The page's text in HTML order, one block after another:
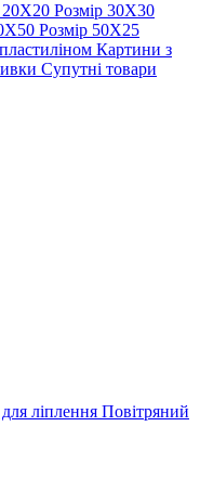
20Х20 Розмір 30Х30
Розмір 50Х25
Картини з
Супутні товари
ліплення Повітряний